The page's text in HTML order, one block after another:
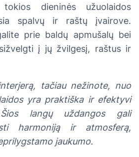
dieninės užuolaidos
spalvų ir raštų įvairove.
prie baldų apmušalų bei
į jų žvilgesį, raštus ir
tačiau nežinote, nuo
yra praktiška ir efektyvi
langų uždangos gali
harmoniją ir atmosferą,
jaukumo.